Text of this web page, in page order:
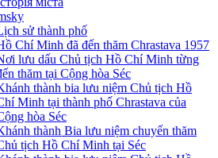
sử thành phố
Chí Minh đã đến thăm Chrastava 1957
lưu dấu Chủ tịch Hồ Chí Minh từng
thăm tại Cộng hòa Séc
thành bia lưu niệm Chủ tịch Hồ
Minh tại thành phố Chrastava của
hòa Séc
thành Bia lưu niệm chuyến thăm
tịch Hồ Chí Minh tại Séc